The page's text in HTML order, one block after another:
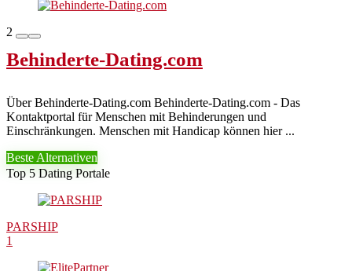
2
Behinderte-Dating.com
Über Behinderte-Dating.com Behinderte-Dating.com - Das
Kontaktportal für Menschen mit Behinderungen und
Einschränkungen. Menschen mit Handicap können hier ...
Beste Alternativen
Top 5 Dating Portale
PARSHIP
1